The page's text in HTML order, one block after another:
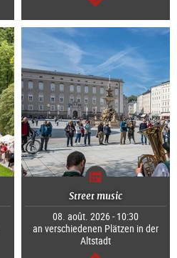
Continuer
Street music
08. août. 2026 - 10:30
an verschiedenen Plätzen in der
Altstadt